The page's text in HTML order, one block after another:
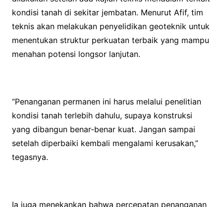
kondisi tanah di sekitar jembatan. Menurut Afif, tim
teknis akan melakukan penyelidikan geoteknik untuk
menentukan struktur perkuatan terbaik yang mampu
menahan potensi longsor lanjutan.
“Penanganan permanen ini harus melalui penelitian
kondisi tanah terlebih dahulu, supaya konstruksi
yang dibangun benar-benar kuat. Jangan sampai
setelah diperbaiki kembali mengalami kerusakan,”
tegasnya.
Ia juga menekankan bahwa percepatan penanganan